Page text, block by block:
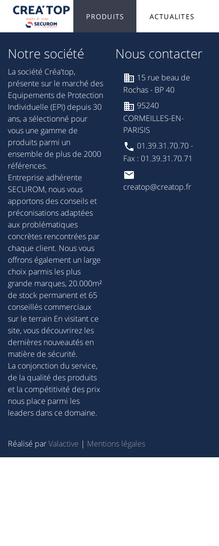
PRODUITS ACTUALITES
Notre société
La société Créa'top,
présente sur le marché des
Equipements de Protection
Individuelle (EPI) depuis 30
ans, a sélectionné pour
vous une gamme de
produits parmi un
ensemble de plus de 2000
références.
Entreprise adhérente
SECUROM, nous vous
apportons des conseils et
préconisations adaptées
aux problématiques
concrètes rencontrées par
chaque client. Nous vous
offrons également un large
choix parmis les plus
grande marques, 20.000m²
de stock permanent et 65
conseillés commerciaux
sur le terrain En visitant ce
site, vous découvrirez les
dernières nouveautés en
matière de sécurité.
La conjonction du service,
de la qualité des produits
et la compétitivité des prix
nous place parmi les
leaders dans ce domaine.
Nous contacter
15 rue beau de
Rochas - BP 40
95240
CORMEILLES-EN-
PARISIS
01.39.31.70.70 -
Fax : 01.39.31.70.71
creatop@creatop.fr
Réalisé parValactive | Mentions légales